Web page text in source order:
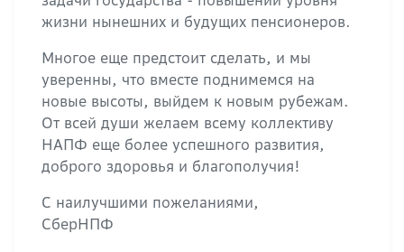
жизни нынешних и будущих пенсионеров.
Многое еще предстоит сделать, и мы
уверенны, что вместе поднимемся на
новые высоты, выйдем к новым рубежам.
От всей души желаем всему коллективу
НАПФ еще более успешного развития,
доброго здоровья и благополучия!
С наилучшими пожеланиями,
СберНПФ